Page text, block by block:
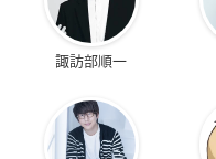
諏訪部順一